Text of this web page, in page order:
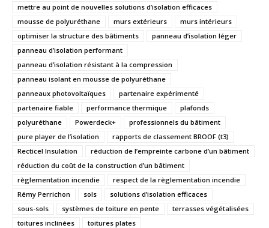
mettre au point de nouvelles solutions d’isolation efficaces
mousse de polyuréthane
murs extérieurs
murs intérieurs
optimiser la structure des bâtiments
panneau d’isolation léger
panneau d’isolation performant
panneau d’isolation résistant à la compression
panneau isolant en mousse de polyuréthane
panneaux photovoltaïques
partenaire expérimenté
partenaire fiable
performance thermique
plafonds
polyuréthane
Powerdeck+
professionnels du bâtiment
pure player de l’isolation
rapports de classement BROOF (t3)
Recticel Insulation
réduction de l’empreinte carbone d’un bâtiment
réduction du coût de la construction d’un bâtiment
règlementation incendie
respect de la règlementation incendie
Rémy Perrichon
sols
solutions d’isolation efficaces
sous-sols
systèmes de toiture en pente
terrasses végétalisées
toitures inclinées
toitures plates